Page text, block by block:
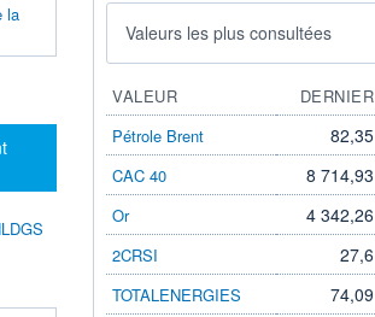
la
Valeurs les plus consultées
VALEUR DERNIER
Pétrole Brent
82,35
CAC 40 8 714,93
Or 4 342,26
2CRSI 27,6
TOTALENERGIES 74,09